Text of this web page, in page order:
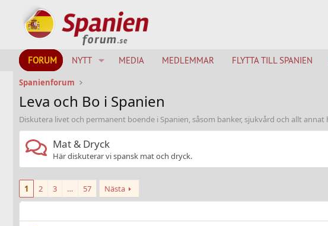
FORUM NYTT MEDIA MEDLEMMAR FLYTTA TILL SPANIEN
Spanienforum
Leva och Bo i Spanien
Diskutera livet och permanent boende i Spanien, såsom banker, sjukvård och allt annat
Mat & Dryck
Här diskuterar vi spansk mat och dryck.
1 2 3 … 57 Nästa